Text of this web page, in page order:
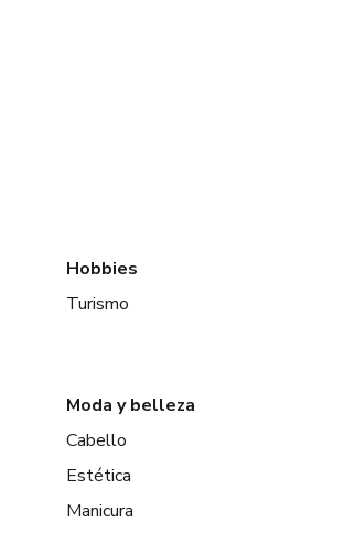
Hobbies
Turismo
Moda y belleza
Cabello
Estética
Manicura